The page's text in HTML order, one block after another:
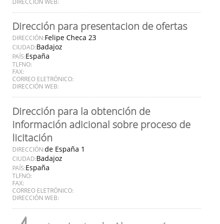
Dirección para presentacion de ofertas
DIRECCIÓN:Felipe Checa 23
CIUDAD:Badajoz
PAÍS:España
TLFNO:
FAX:
CORREO ELETRÓNICO:
DIRECCIÓN WEB:
Dirección para la obtención de
información adicional sobre proceso de
licitación
DIRECCIÓN:de España 1
CIUDAD:Badajoz
PAÍS:España
TLFNO:
FAX:
CORREO ELETRÓNICO:
DIRECCIÓN WEB: